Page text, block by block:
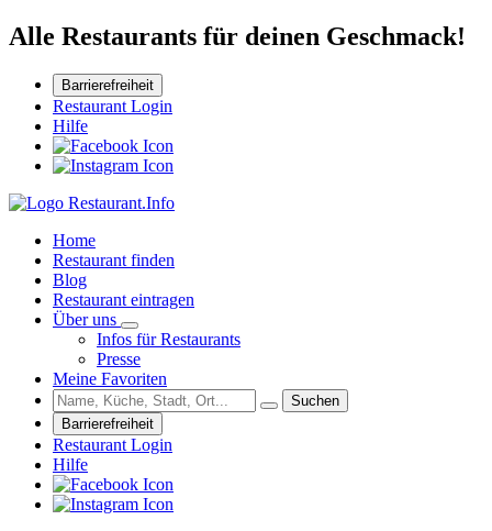
Alle Restaurants für deinen Geschmack!
Barrierefreiheit
Restaurant Login
Hilfe
Home
Restaurant finden
Blog
Restaurant eintragen
Über uns
Infos für Restaurants
Presse
Meine Favoriten
Suchen
Barrierefreiheit
Restaurant Login
Hilfe